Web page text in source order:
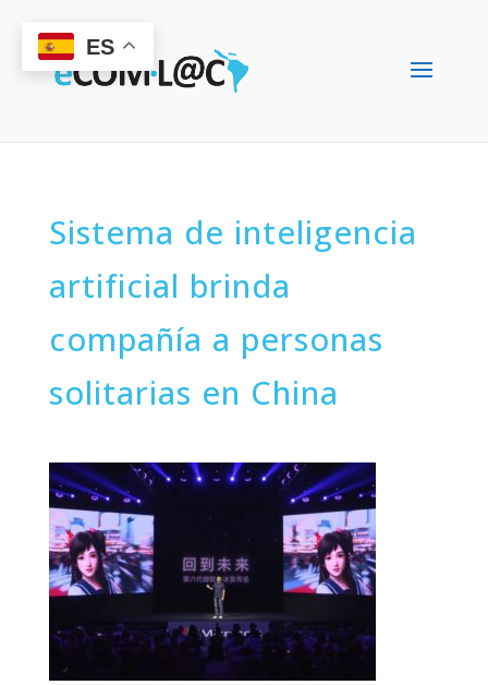
Sistema de inteligencia
artificial brinda
compañía a personas
solitarias en China
ES